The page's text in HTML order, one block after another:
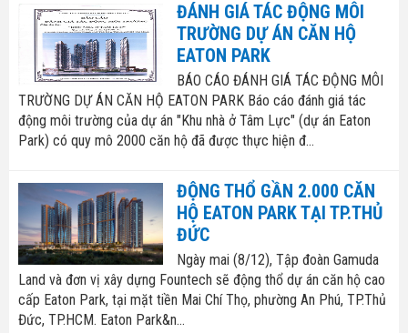
ĐÁNH GIÁ TÁC ĐỘNG MÔI
TRƯỜNG DỰ ÁN CĂN HỘ
EATON PARK
BÁO CÁO ĐÁNH GIÁ TÁC ĐỘNG MÔI
TRƯỜNG DỰ ÁN CĂN HỘ EATON PARK Báo cáo đánh giá tác
động môi trường của dự án "Khu nhà ở Tâm Lực" (dự án Eaton
Park) có quy mô 2000 căn hộ đã được thực hiện đ...
ĐỘNG THỔ GẦN 2.000 CĂN
HỘ EATON PARK TẠI TP.THỦ
ĐỨC
Ngày mai (8/12), Tập đoàn Gamuda
Land và đơn vị xây dựng Fountech sẽ động thổ dự án căn hộ cao
cấp Eaton Park, tại mặt tiền Mai Chí Thọ, phường An Phú, TP.Thủ
Đức, TP.HCM. Eaton Park&n...